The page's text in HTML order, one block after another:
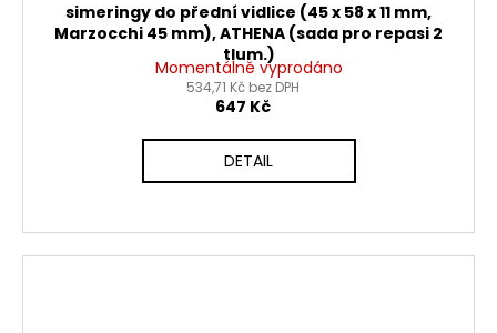
simeringy do přední vidlice (45 x 58 x 11 mm,
Marzocchi 45 mm), ATHENA (sada pro repasi 2
tlum.)
Momentálně vyprodáno
534,71 Kč bez DPH
647 Kč
DETAIL